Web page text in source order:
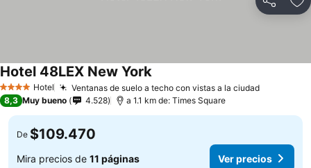
Compartir
4 EstrellasHotel Ventanas de suelo a techo con vistas a la ciudad
Hotel 48LEX New York
8,3 Muy bueno 4.528 a 1.1 km de: Times Square
De $109.470
Mira precios de 11 páginas Ver precios